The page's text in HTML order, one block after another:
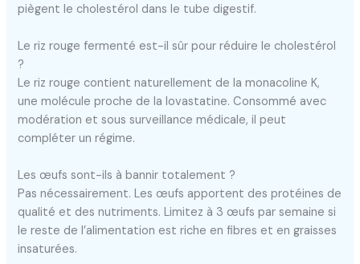
piègent le cholestérol dans le tube digestif.
Le riz rouge fermenté est-il sûr pour réduire le cholestérol
?
Le riz rouge contient naturellement de la monacoline K,
une molécule proche de la lovastatine. Consommé avec
modération et sous surveillance médicale, il peut
compléter un régime.
Les œufs sont-ils à bannir totalement ?
Pas nécessairement. Les œufs apportent des protéines de
qualité et des nutriments. Limitez à 3 œufs par semaine si
le reste de l’alimentation est riche en fibres et en graisses
insaturées.